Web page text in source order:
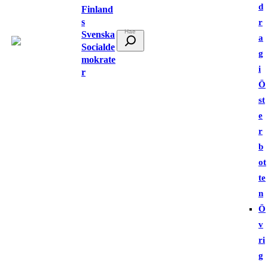
Finland
s
Svenska
Socialde
mokrate
r
ö
d
r
a
g
i
Ö
st
e
r
b
ot
te
n
Ö
v
ri
g